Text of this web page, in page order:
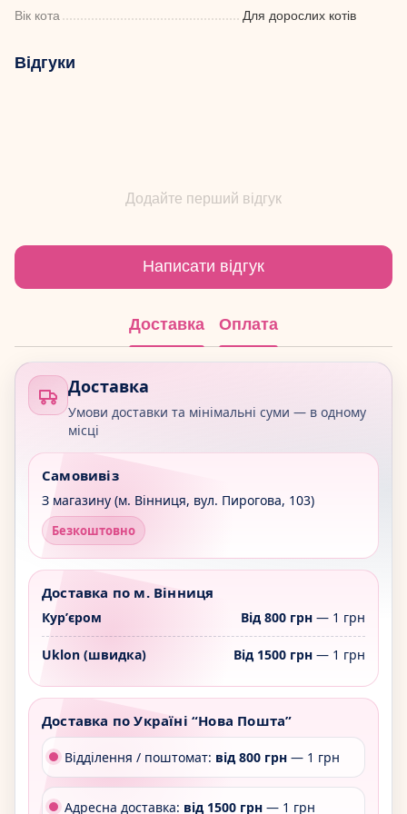
Вік кота Для дорослих котів
Відгуки
Додайте перший відгук
Написати відгук
Доставка Оплата
Доставка
Умови доставки та мінімальні суми — в одному
місці
Самовивіз
З магазину (м. Вінниця, вул. Пирогова, 103)
Безкоштовно
Доставка по м. Вінниця
Курʼєром Від 800 грн— 1 грн
Uklon (швидка) Від 1500 грн— 1 грн
Доставка по Україні “Нова Пошта”
Відділення / поштомат: від 800 грн — 1 грн
Адресна доставка: від 1500 грн — 1 грн